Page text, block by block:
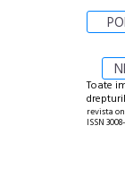
Toate
revista
ISSN